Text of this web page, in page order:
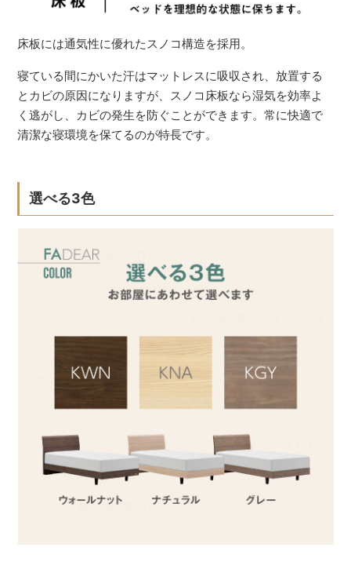
床板には通気性に優れたスノコ構造を採用。
寝ている間にかいた汗はマットレスに吸収され、放置する
とカビの原因になりますが、スノコ床板なら湿気を効率よ
く逃がし、カビの発生を防ぐことができます。常に快適で
清潔な寝環境を保てるのが特長です。
選べる3色